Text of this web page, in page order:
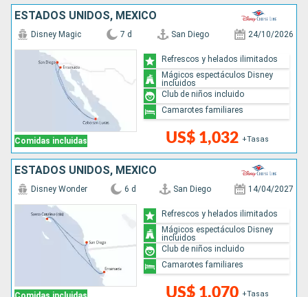
ESTADOS UNIDOS, MÉXICO
Comidas incluidas
Disney Magic 7 d San Diego 24/10/2026
US$ 1,032 +Tasas
Refrescos y helados ilimitados
Mágicos espectáculos Disney
incluidos
Club de niños incluido
Camarotes familiares
ESTADOS UNIDOS, MÉXICO
Disney Wonder 6 d San Diego 14/04/2027
US$ 1,070 +Tasas
Refrescos y helados ilimitados
Mágicos espectáculos Disney
incluidos
Club de niños incluido
Camarotes familiares